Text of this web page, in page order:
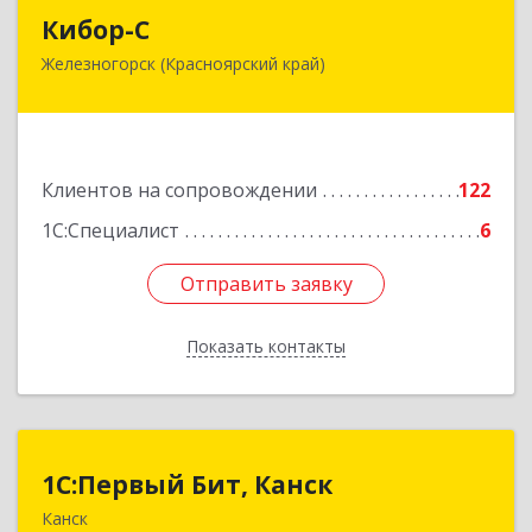
Кибор-С
Железногорск (Красноярский край)
Клиентов на сопровождении
122
1С:Специалист
6
Отправить заявку
Показать контакты
662973, Красноярский край, Железногорск г,
Отправить заявку
Назад
1С:Первый Бит, Канск
Канск